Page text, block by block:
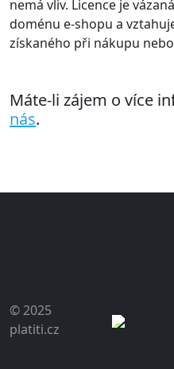
nemá vliv. Licence je
doménu e-shopu a
získaného při nákupu
Máte-li zájem o více
nás.
© 2025
platiti.cz